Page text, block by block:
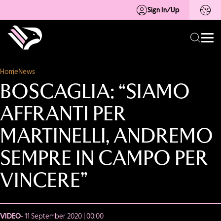
Sign In/Up
HomeNews
BOSCAGLIA: “SIAMO
AFFRANTI PER
MARTINELLI, ANDREMO
SEMPRE IN CAMPO PER
VINCERE”
VIDEO- 11 September 2020 | 00:00